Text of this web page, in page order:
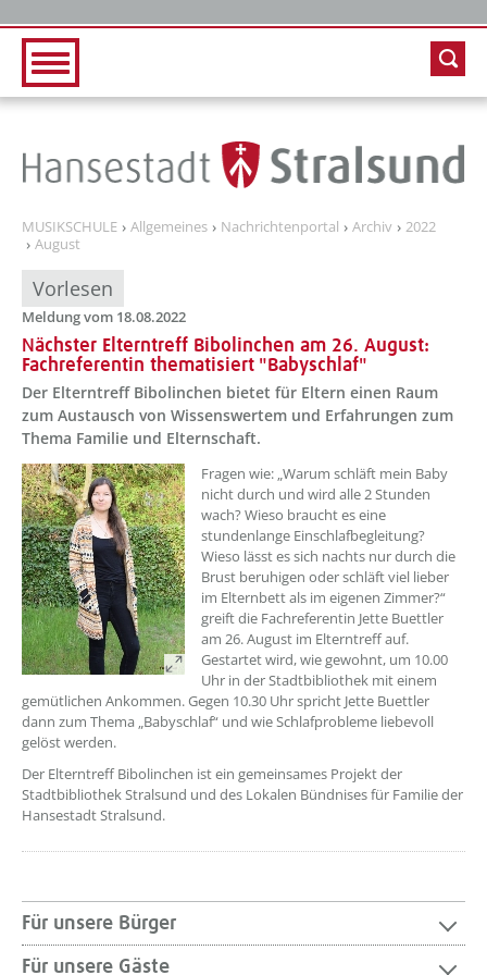
MUSIKSCHULE Allgemeines Nachrichtenportal Archiv
2022
August
Vorlesen
Meldung vom 18.08.2022
Nächster Elterntreff Bibolinchen am 26. August:
Fachreferentin thematisiert "Babyschlaf"
Der Elterntreff Bibolinchen bietet für Eltern einen Raum
zum Austausch von Wissenswertem und Erfahrungen zum
Thema Familie und Elternschaft.
??? absaetzeOben[1]/titel ???
Fragen wie: „Warum schläft mein Baby
nicht durch und wird alle 2 Stunden
wach? Wieso braucht es eine
stundenlange Einschlafbegleitung?
Wieso lässt es sich nachts nur durch die
Brust beruhigen oder schläft viel lieber
im Elternbett als im eigenen Zimmer?“
greift die Fachreferentin Jette Buettler
am 26. August im Elterntreff auf.
Gestartet wird, wie gewohnt, um 10.00
Uhr in der Stadtbibliothek mit einem
gemütlichen Ankommen. Gegen 10.30 Uhr spricht Jette Buettler
dann zum Thema „Babyschlaf“ und wie Schlafprobleme liebevoll
gelöst werden.
Der Elterntreff Bibolinchen ist ein gemeinsames Projekt der
Stadtbibliothek Stralsund und des Lokalen Bündnises für Familie der
Hansestadt Stralsund.
Für unsere Bürger
Für unsere Gäste